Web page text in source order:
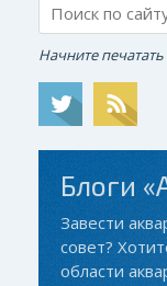
Начните
Блоги
Завести
совет?
области